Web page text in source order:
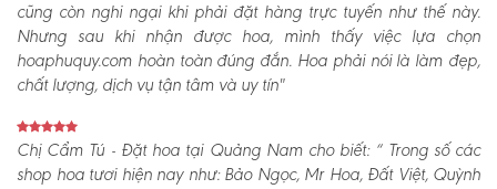
cũng còn nghi ngại khi phải đặt hàng trực tuyến như thế này.
Nhưng sau khi nhận được hoa, mình thấy việc lựa chọn
hoaphuquy.com hoàn toàn đúng đắn. Hoa phải nói là làm đẹp,
chất lượng, dịch vụ tận tâm và uy tín"
Chị Cẩm Tú - Đặt hoa tại Quảng Nam cho biết:“ Trong số các
shop hoa tươi hiện nay như: Bảo Ngọc, Mr Hoa, Đất Việt, Quỳnh